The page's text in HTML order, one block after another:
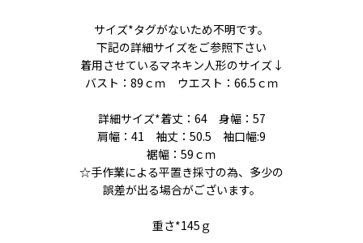
サイズ*タグがないため不明です。
下記の詳細サイズをご参照下さい
着用させているマネキン人形のサイズ↓
バスト：89ｃｍ ウエスト：66.5ｃｍ
詳細サイズ*着丈：64 身幅：57
肩幅：41 袖丈：50.5 袖口幅:9
裾幅：59ｃｍ
☆手作業による平置き採寸の為、多少の
誤差が出る場合がございます。
重さ*145ｇ